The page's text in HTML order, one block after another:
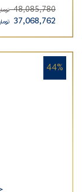
48,085,780
37,068,762
44%